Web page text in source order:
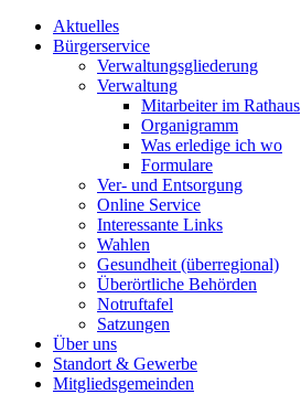
Aktuelles
Bürgerservice
Verwaltungsgliederung
Verwaltung
Mitarbeiter im Rathaus
Organigramm
Was erledige ich wo
Formulare
Ver- und Entsorgung
Online Service
Interessante Links
Wahlen
Gesundheit (überregional)
Überörtliche Behörden
Notruftafel
Satzungen
Über uns
Standort & Gewerbe
Mitgliedsgemeinden